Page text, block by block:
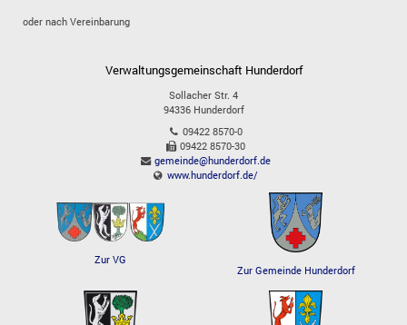
oder nach Vereinbarung
Verwaltungsgemeinschaft Hunderdorf
Sollacher Str. 4
94336 Hunderdorf
09422 8570-0
09422 8570-30
gemeinde@hunderdorf.de
www.hunderdorf.de/
Zur VG
Zur Gemeinde Hunderdorf